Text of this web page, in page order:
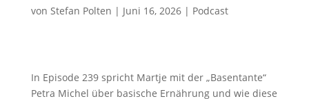
von Stefan Polten | Juni 16, 2026| Podcast
In Episode 239 spricht Martje mit der „Basentante“
Petra Michel über basische Ernährung und wie diese